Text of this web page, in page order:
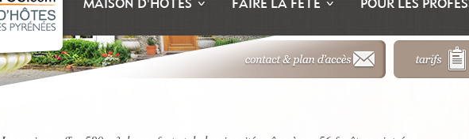
MAISON D'HÔTES FAIRE LA FÊTE POUR LES